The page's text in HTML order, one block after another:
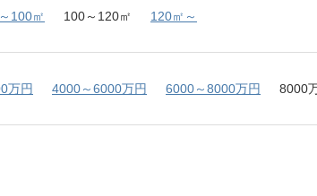
100㎡ 100～120㎡ 120㎡～
万円 4000～6000万円 6000～8000万円 8000